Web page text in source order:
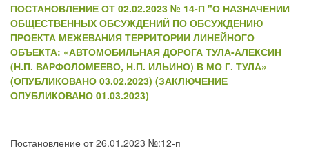
ПОСТАНОВЛЕНИЕ ОТ 02.02.2023 № 14-П "О НАЗНАЧЕНИИ
ОБЩЕСТВЕННЫХ ОБСУЖДЕНИЙ ПО ОБСУЖДЕНИЮ
ПРОЕКТА МЕЖЕВАНИЯ ТЕРРИТОРИИ ЛИНЕЙНОГО
ОБЪЕКТА: «АВТОМОБИЛЬНАЯ ДОРОГА ТУЛА-АЛЕКСИН
(Н.П. ВАРФОЛОМЕЕВО, Н.П. ИЛЬИНО) В МО Г. ТУЛА»
(ОПУБЛИКОВАНО 03.02.2023) (ЗАКЛЮЧЕНИЕ
ОПУБЛИКОВАНО 01.03.2023)
Постановление от 26.01.2023 №:12-п